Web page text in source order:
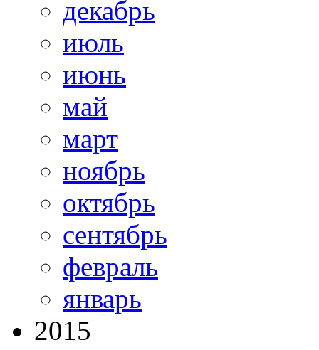
декабрь
июль
июнь
май
март
ноябрь
октябрь
сентябрь
февраль
январь
2015